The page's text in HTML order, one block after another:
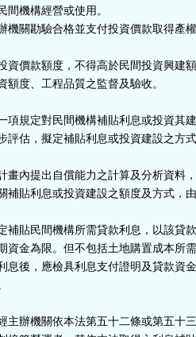
機構經營或使用。
機關勘驗合格並支付投資價款取得產
資價款額度，不得高於民間投資興建
度、工程品質之監督及驗收。
項規定對民間機構補貼利息或投資其
評估，擬定補貼利息或投資建設之方
畫內提出自償能力之計算及分析資料
補貼利息或投資建設之額度及方式，
補貼民間機構所需貸款利息，以該貸
資金為限。但不包括土地購置成本所
息後，應檢具利息支付證明及貸款資
主辦機關依本法第五十二條或第五十